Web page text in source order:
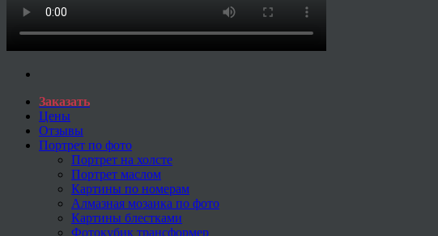
Заказать
Цены
Отзывы
Портрет по фото
Портрет на холсте
Портрет маслом
Картины по номерам
Алмазная мозаика по фото
Картины блестками
Фотокубик трансформер